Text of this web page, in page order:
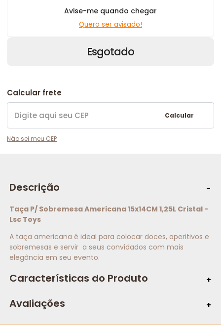
Esgotado
Avise-me quando chegar
Quero ser avisado!
Calcular frete
Calcular
Não sei meu CEP
Descrição
Taça P/ Sobremesa Americana 15x14CM 1,25L Cristal -
Lsc Toys
A taça americana é ideal para colocar doces, aperitivos e
sobremesas e servir a seus convidados com mais
elegância em seu evento.
Características do Produto
Avaliações